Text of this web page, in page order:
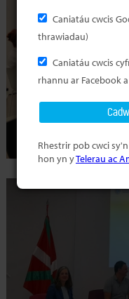
Caniatáu cwcis
thrawiadau)
Caniatáu cwcis
rhannu ar Facebook
Rhestrir pob cwci
hon yn yTelerau ac